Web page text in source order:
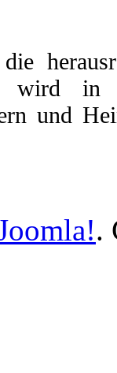
wird in
und
.